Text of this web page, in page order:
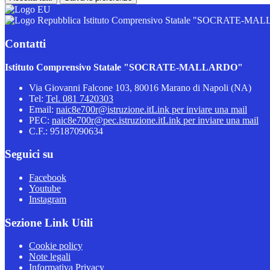
Istituto Comprensivo Statale "SOCRATE-
Contatti
Istituto Comprensivo Statale "SOCRATE-MALLARDO"
Via Giovanni Falcone 103, 80016 Marano di Napoli (NA)
Tel: Tel. 081 7420303
Email: naic8e700r@istruzione.itLink per inviare una mail
PEC: naic8e700r@pec.istruzione.itLink per inviare una mail
C.F.: 95187090634
Seguici su
Facebook
Youtube
Instagram
Sezione Link Utili
Cookie policy
Note legali
Informativa Privacy